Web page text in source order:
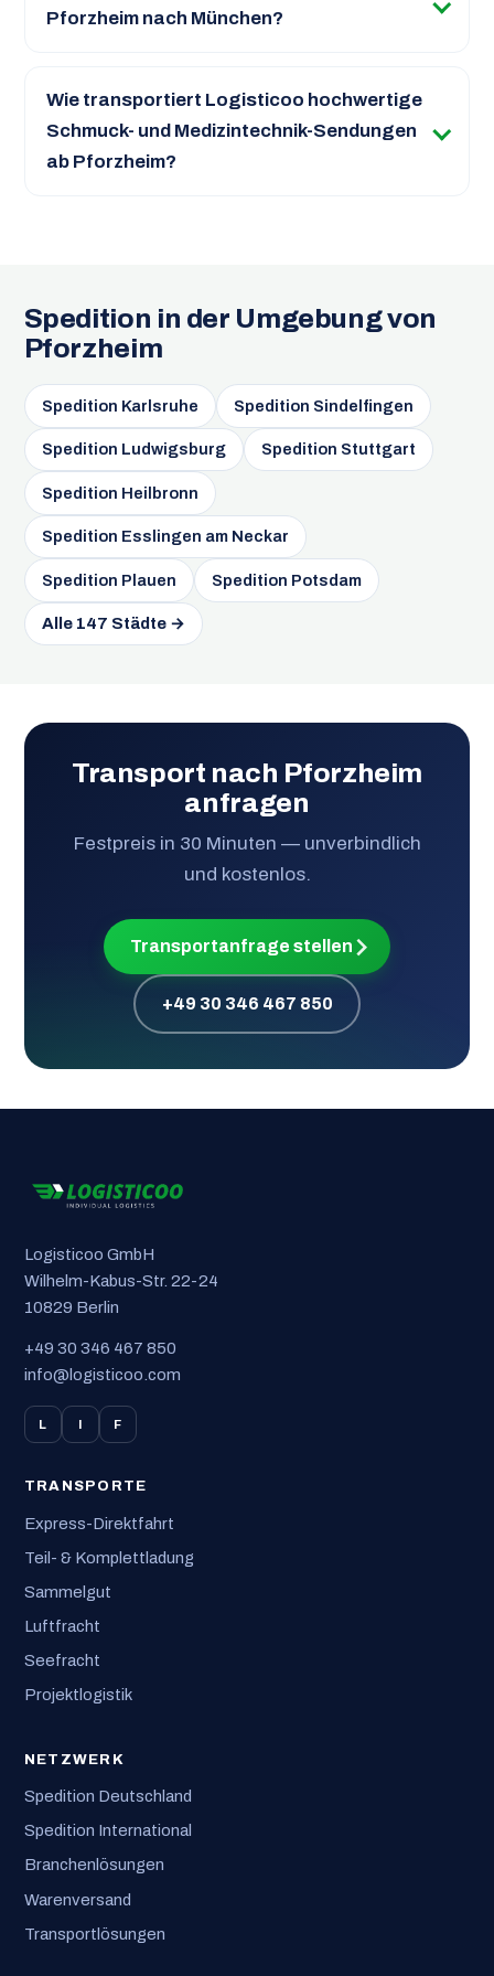
Pforzheim nach München?
Wie transportiert Logisticoo hochwertige
Schmuck- und Medizintechnik-Sendungen
ab Pforzheim?
Spedition in der Umgebung von
Pforzheim
Spedition Karlsruhe Spedition Sindelfingen
Spedition Ludwigsburg Spedition Stuttgart
Spedition Heilbronn
Spedition Esslingen am Neckar
Spedition Plauen Spedition Potsdam
Alle 147 Städte →
Transport nach Pforzheim
anfragen
Festpreis in 30 Minuten — unverbindlich
und kostenlos.
Transportanfrage stellen
+49 30 346 467 850
Logisticoo GmbH
Wilhelm-Kabus-Str. 22-24
10829 Berlin
+49 30 346 467 850
info@logisticoo.com
L I F
TRANSPORTE
Express-Direktfahrt
Teil- & Komplettladung
Sammelgut
Luftfracht
Seefracht
Projektlogistik
NETZWERK
Spedition Deutschland
Spedition International
Branchenlösungen
Warenversand
Transportlösungen